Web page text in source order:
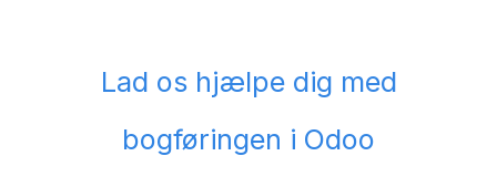
Lad os hjælpe dig med
bogføringen i Odoo